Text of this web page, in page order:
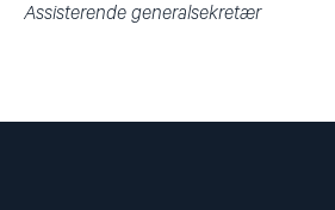
Assisterende generalsekretær